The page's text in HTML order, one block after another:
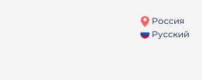
Россия
Русский